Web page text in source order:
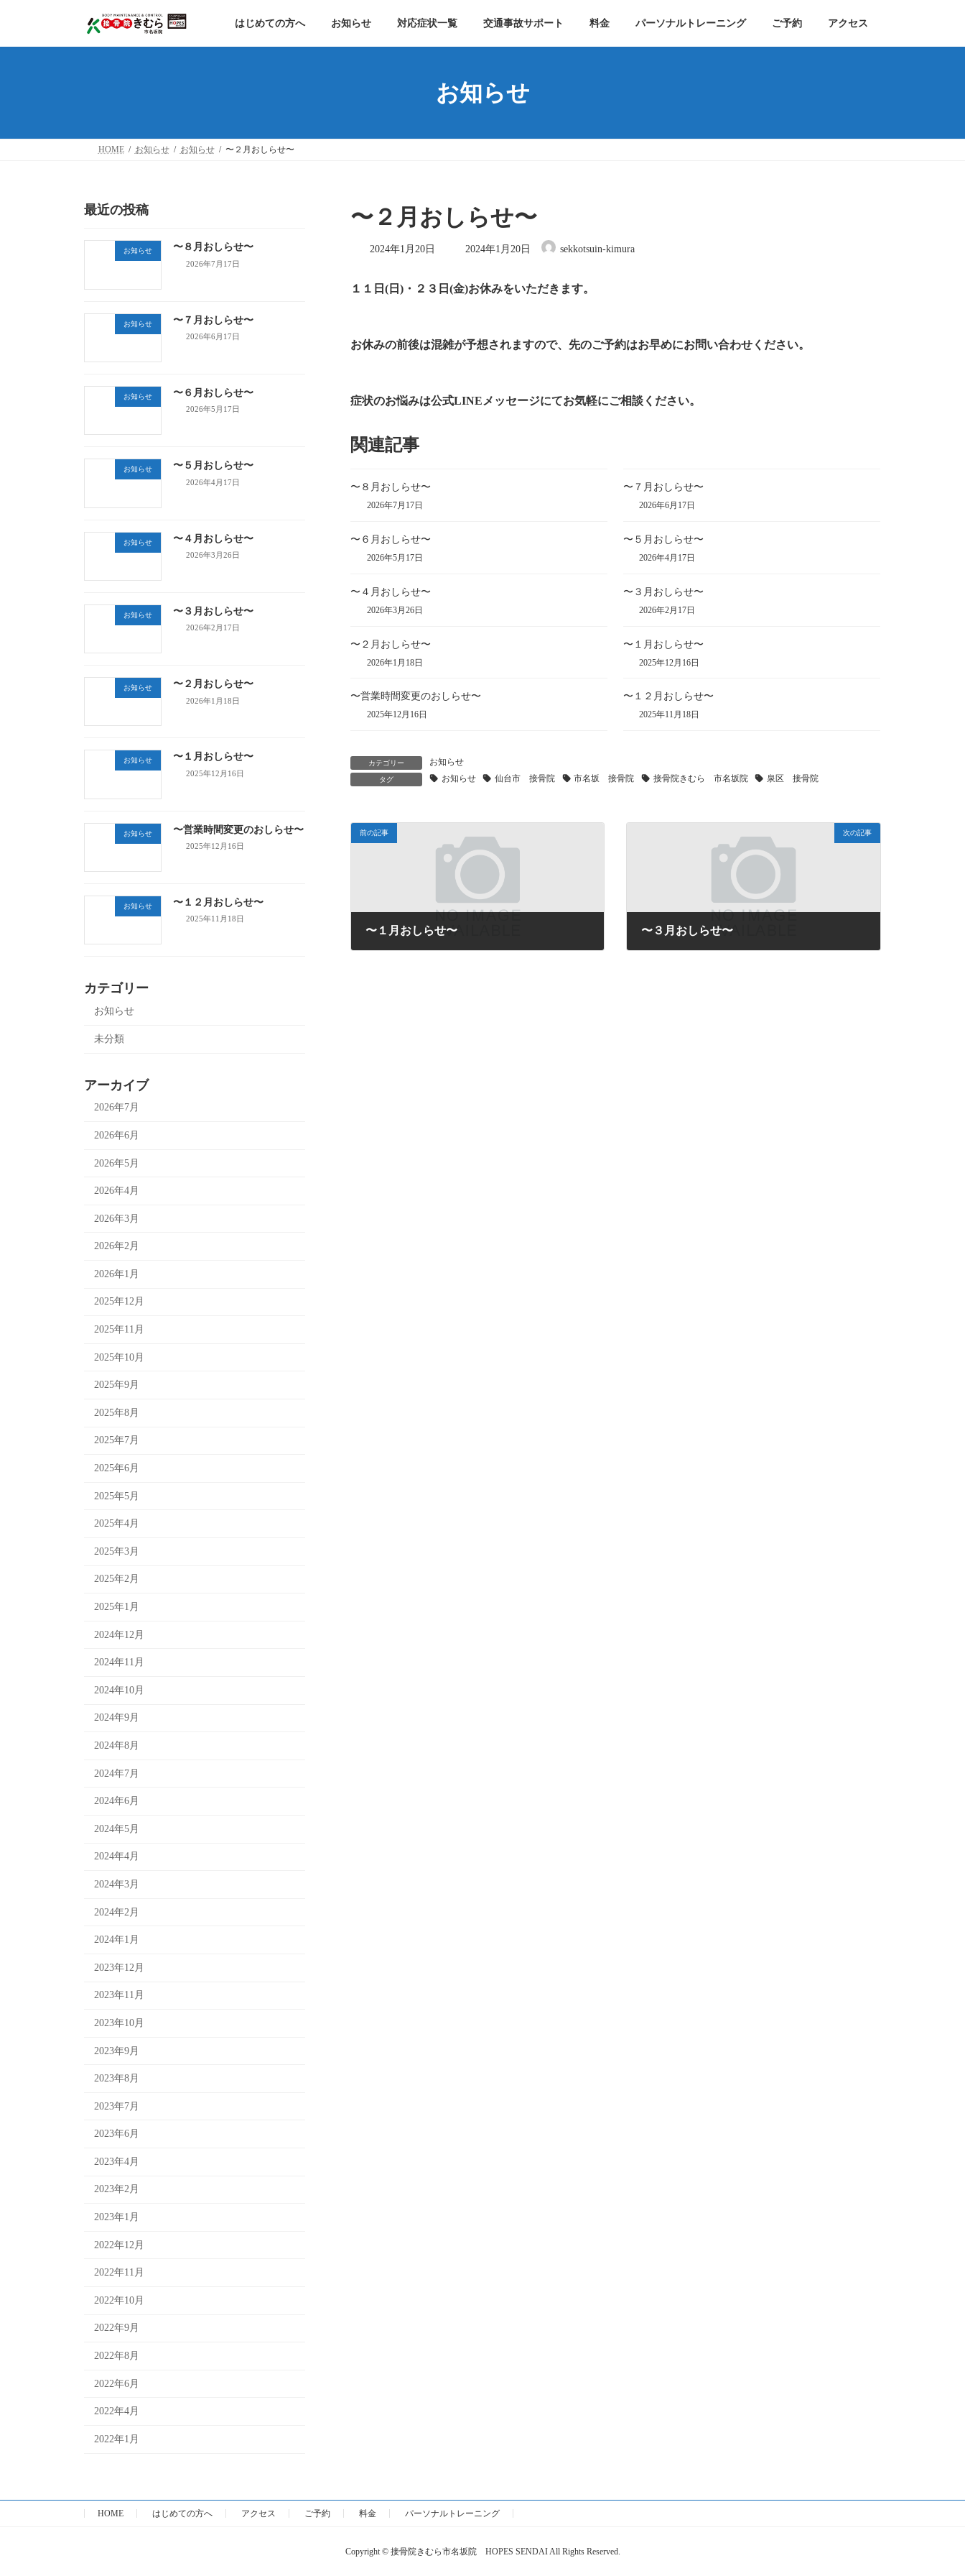
プ
動
はじめての方へ お知らせ 対応症状一覧 交通事故サポート 料金 パーソナルトレーニング ご予約 アクセス
お知らせ
HOME お知らせ お知らせ 〜２月おしらせ〜
〜２月おしらせ〜
2024年1月20日
最
新
日
2024年1月20日 sekkotsuin-kimura
１１日(日)・２３日(金)お休みをいただきます。
お休みの前後は混雑が予想されますので、先のご予約はお早めにお問い合わせください。
症状のお悩みは公式LINEメッセージにてお気軽にご相談ください。
関連記事
〜８月おしらせ〜
2026年7月17日
〜７月おしらせ〜
2026年6月17日
〜６月おしらせ〜
2026年5月17日
〜５月おしらせ〜
2026年4月17日
〜４月おしらせ〜
2026年3月26日
〜３月おしらせ〜
2026年2月17日
〜２月おしらせ〜
2026年1月18日
〜１月おしらせ〜
2025年12月16日
〜営業時間変更のおしらせ〜
2025年12月16日
〜１２月おしらせ〜
2025年11月18日
カテゴリー お知らせ
タグ お知らせ 仙台市 接骨院 市名坂 接骨院 接骨院きむら 市名坂院 泉区 接骨院
前の記事
〜１月おしらせ〜
次の記事
〜３月おしらせ〜
最近の投稿
お知らせ 〜８月おしらせ〜
2026年7月17日
お知らせ 〜７月おしらせ〜
2026年6月17日
お知らせ 〜６月おしらせ〜
2026年5月17日
お知らせ 〜５月おしらせ〜
2026年4月17日
お知らせ 〜４月おしらせ〜
2026年3月26日
お知らせ 〜３月おしらせ〜
2026年2月17日
お知らせ 〜２月おしらせ〜
2026年1月18日
お知らせ 〜１月おしらせ〜
2025年12月16日
お知らせ 〜営業時間変更のおしらせ〜
2025年12月16日
お知らせ 〜１２月おしらせ〜
2025年11月18日
カテゴリー
お知らせ
未分類
アーカイブ
2026年7月
2026年6月
2026年5月
2026年4月
2026年3月
2026年2月
2026年1月
2025年12月
2025年11月
2025年10月
2025年9月
2025年8月
2025年7月
2025年6月
2025年5月
2025年4月
2025年3月
2025年2月
2025年1月
2024年12月
2024年11月
2024年10月
2024年9月
2024年8月
2024年7月
2024年6月
2024年5月
2024年4月
2024年3月
2024年2月
2024年1月
2023年12月
2023年11月
2023年10月
2023年9月
2023年8月
2023年7月
2023年6月
2023年4月
2023年2月
2023年1月
2022年12月
2022年11月
2022年10月
2022年9月
2022年8月
2022年6月
2022年4月
2022年1月
HOME はじめての方へ アクセス ご予約 料金 パーソナルトレーニング
Copyright © 接骨院きむら市名坂院 HOPES SENDAI All Rights Reserved.